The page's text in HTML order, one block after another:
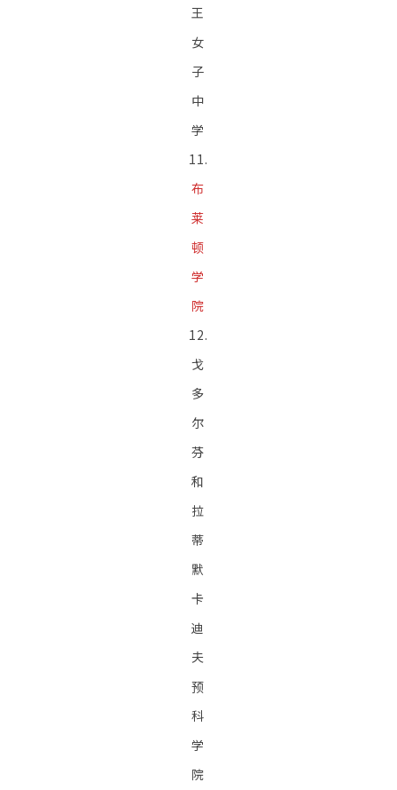
王
女
子
中
学
11.
布
莱
顿
学
院
12.
戈
多
尔
芬
和
拉
蒂
默
卡
迪
夫
预
科
学
院